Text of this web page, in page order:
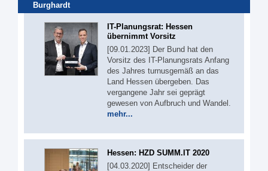
Burghardt
IT-Planungsrat: Hessen
übernimmt Vorsitz
[09.01.2023] Der Bund hat den
Vorsitz des IT-Planungsrats Anfang
des Jahres turnusgemäß an das
Land Hessen übergeben. Das
vergangene Jahr sei geprägt
gewesen von Aufbruch und Wandel.
mehr...
Hessen: HZD SUMM.IT 2020
[04.03.2020] Entscheider der